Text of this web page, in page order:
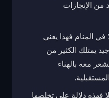
من الإنجازات
في المنام فهذا يعني
يمتلك الكثير من
معه بالهناء
فهذه دلالة على تخلصها